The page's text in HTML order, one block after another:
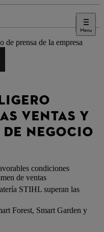
Menu
prensa de la empresa
VENTAS Y
DE NEGOCIO
condiciones
de ventas
STIHL superan las
Forest, Smart Garden y